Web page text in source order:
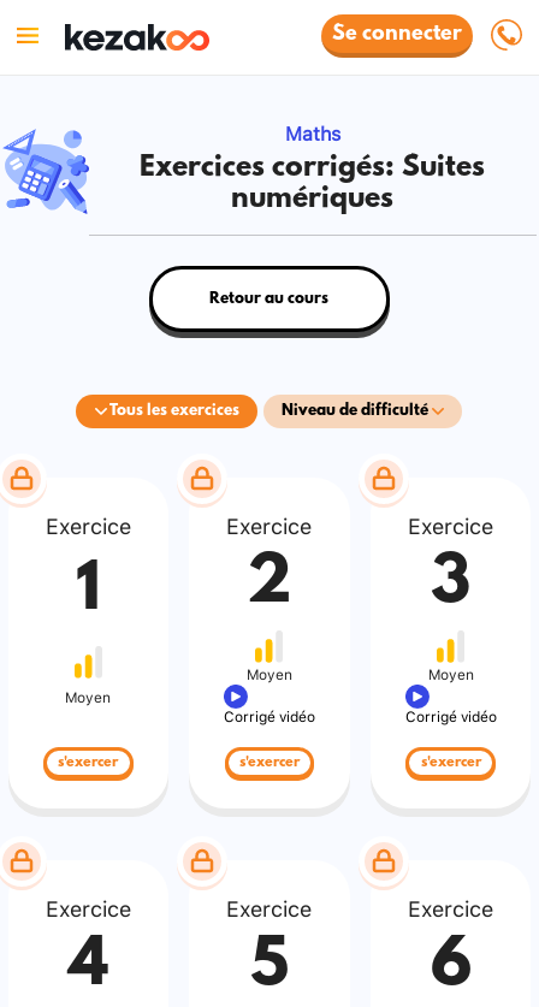
Se connecter
Maths
Exercices corrigés: Suites
numériques
Tous les exercices Niveau de difficulté
Retour au cours
Exercice
1
Moyen
s'exercer
Exercice
2
Moyen
Corrigé vidéo
s'exercer
Exercice
3
Moyen
Corrigé vidéo
s'exercer
Exercice
4
Exercice
5
Exercice
6